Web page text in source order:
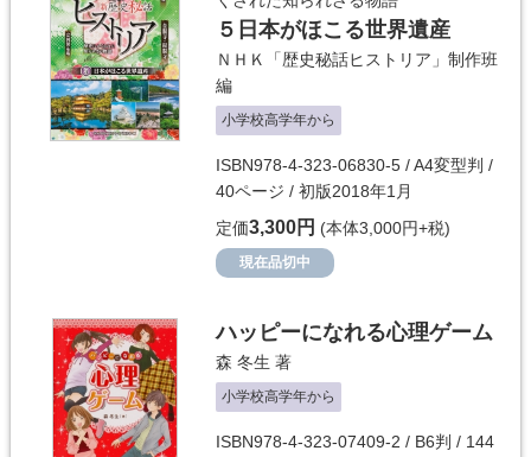
５日本がほこる世界遺産
ＮＨＫ「歴史秘話ヒストリア」制作班
編
小学校高学年から
ISBN978-4-323-06830-5 / A4変型判 /
40ページ / 初版2018年1月
定価3,300円 (本体3,000円+税)
現在品切中
ハッピーになれる心理ゲーム
森 冬生 著
小学校高学年から
ISBN978-4-323-07409-2 / B6判 / 144